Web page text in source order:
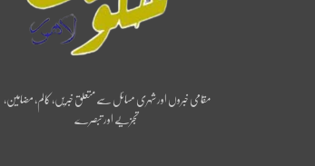
مقامی خبروں اور شہری مسائل سے متعلق خبریں، کالم، مضامین،
تجزیے اور تبصرے